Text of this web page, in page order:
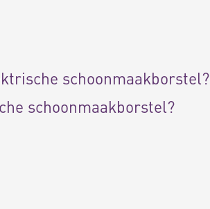
schoonmaakborstel?
schoonmaakborstel?